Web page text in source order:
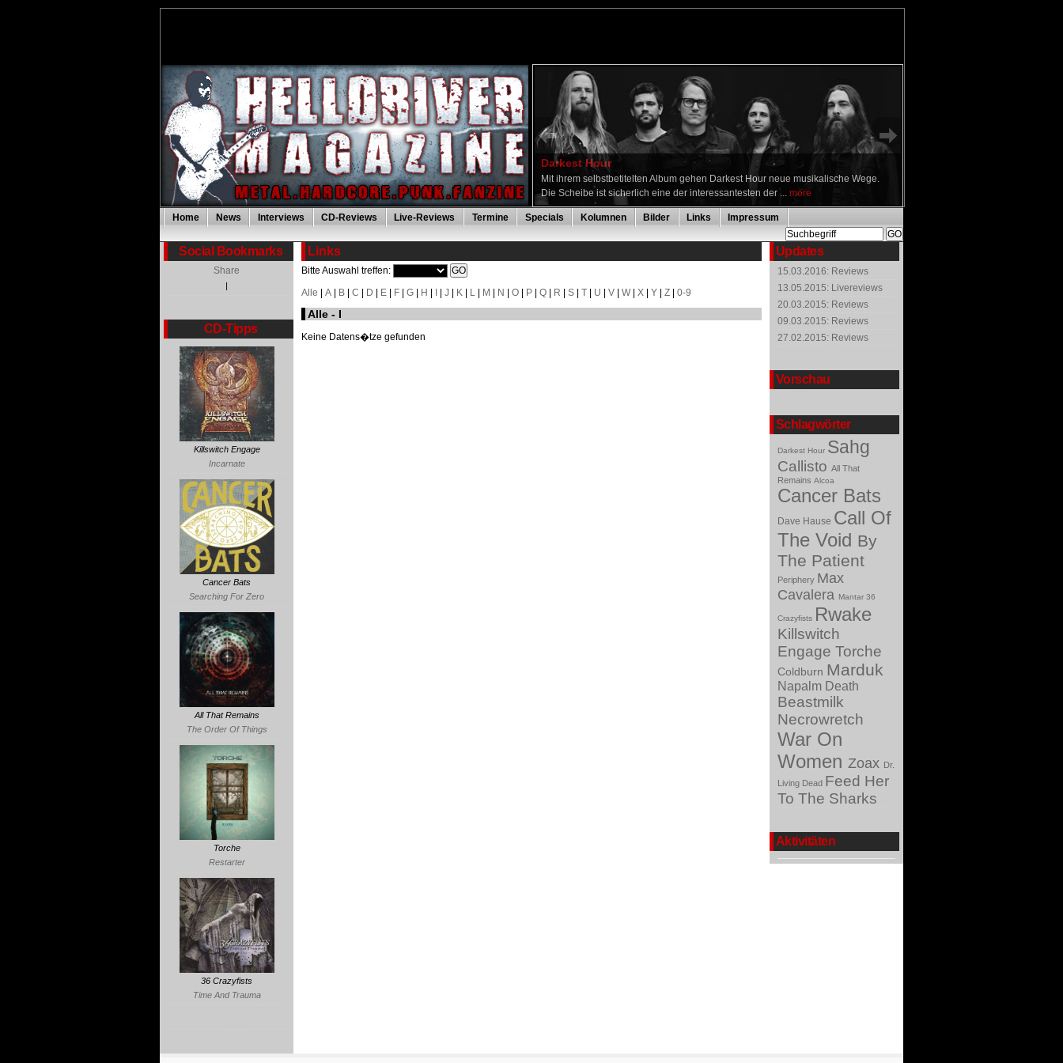
Darkest Hour
Mit ihrem selbstbetitelten Album gehen Darkest Hour neue musikalische Wege.
Die Scheibe ist sicherlich eine der interessantesten der ... more
Home News Interviews CD-Reviews Live-Reviews Termine Specials Kolumnen Bilder Links Impressum
Social Bookmarks
Share
|
CD-Tipps
Killswitch Engage
Incarnate
Cancer Bats
Searching For Zero
All That Remains
The Order Of Things
Torche
Restarter
36 Crazyfists
Time And Trauma
Updates
15.03.2016: Reviews
13.05.2015: Livereviews
20.03.2015: Reviews
09.03.2015: Reviews
27.02.2015: Reviews
Vorschau
Schlagwörter
Darkest Hour Sahg
Callisto All That
Remains Alcoa
Cancer Bats
Dave Hause Call Of
The Void By
The Patient
Periphery Max
Cavalera Mantar 36
Crazyfists Rwake
Killswitch
Engage Torche
Coldburn Marduk
Napalm Death
Beastmilk
Necrowretch
War On
Women Zoax Dr.
Living Dead Feed Her
To The Sharks
Aktivitäten
Links
Bitte Auswahl treffen:
Alle |A B |C D E F |G H |J K L M N |O P |Q R |S |T U |V |W |X |Y |Z |0-9
Alle - I
Keine Datens�tze gefunden